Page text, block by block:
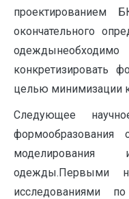
проектированием
окончательного
конкретизировать
целью минимизации
Следующее
формообразования
одежды.Первыми
исследованиями